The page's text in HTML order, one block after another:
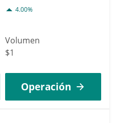
4.00%
Volumen
$1
Operación